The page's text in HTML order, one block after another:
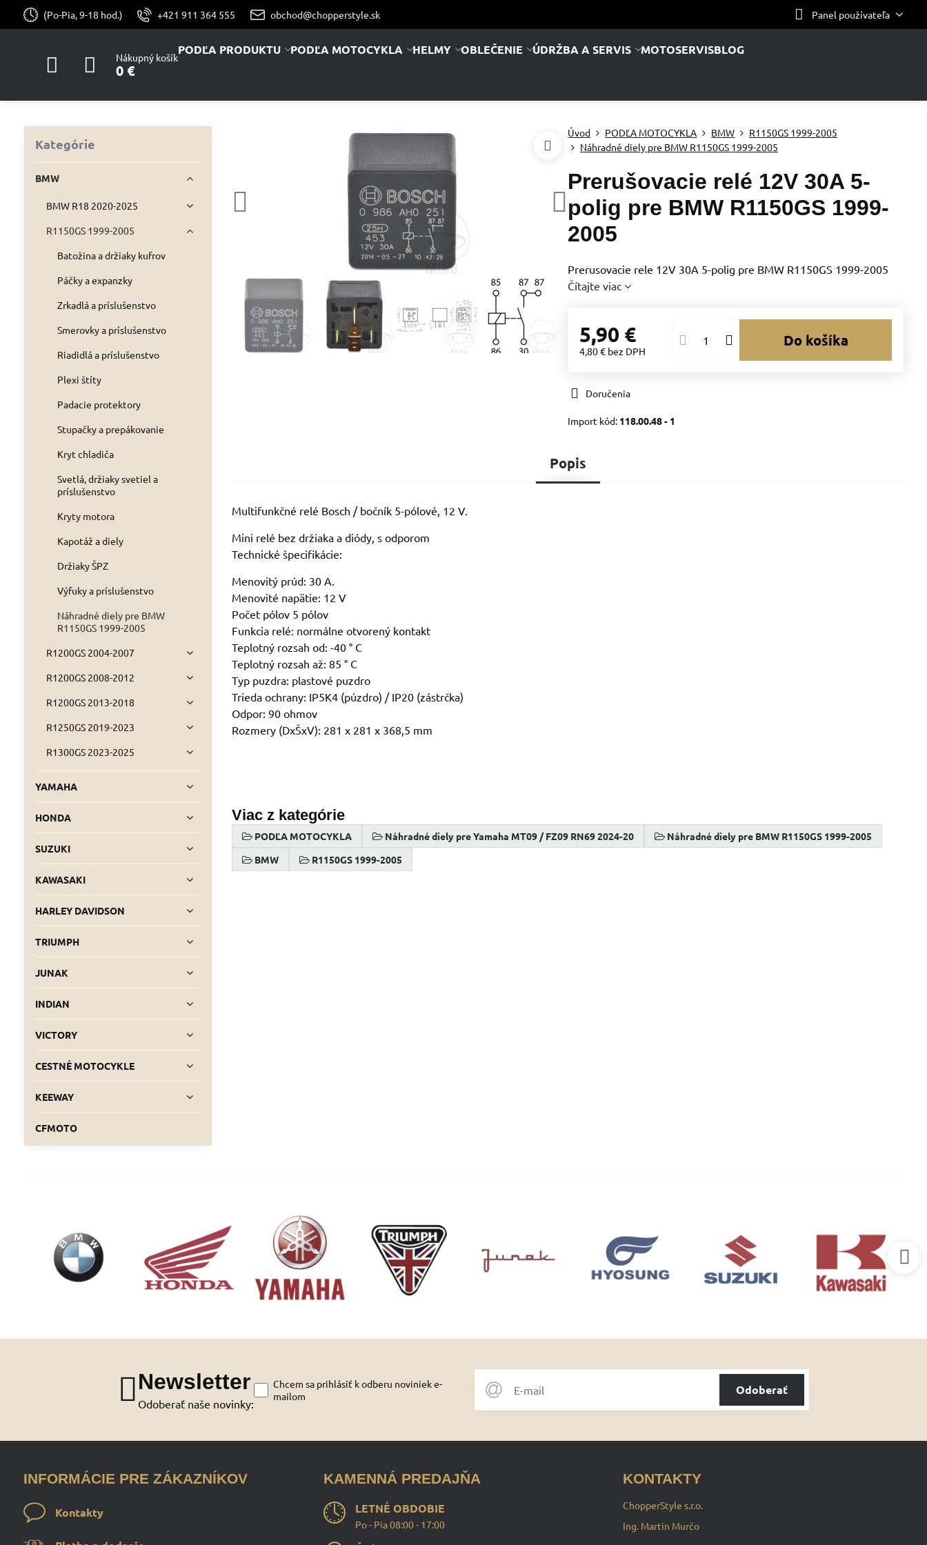
(Po-Pia, 9-18 hod.) +421 911 364 555 obchod@chopperstyle.sk Panel používateľa
Nákupný košík
0 €
PODĽA PRODUKTU PODĽA MOTOCYKLA HELMY OBLEČENIE ÚDRŽBA A SERVIS MOTOSERVISBLOG
Úvod PODĽA MOTOCYKLA BMW
R1150GS 1999-2005
Náhradné diely pre BMW R1150GS 1999-2005
Prerušovacie relé 12V 30A 5-
polig pre BMW R1150GS 1999-
2005
Prerusovacie rele 12V 30A 5-polig pre BMW R1150GS 1999-2005
Čítajte viac
5,90 €
4,80 € bez DPH
Do košíka
Doručenia
Import kód: 118.00.48 - 1
Popis
Multifunkčné relé Bosch / bočník 5-pólové, 12 V.
Mini relé bez držiaka a diódy, s odporom
Technické špecifikácie:
Menovitý prúd: 30 A.
Menovité napätie: 12 V
Počet pólov 5 pólov
Funkcia relé: normálne otvorený kontakt
Teplotný rozsah od: -40 ° C
Teplotný rozsah až: 85 ° C
Typ puzdra: plastové puzdro
Trieda ochrany: IP5K4 (púzdro) / IP20 (zástrčka)
Odpor: 90 ohmov
Rozmery (DxŠxV): 281 x 281 x 368,5 mm
Viac z kategórie
PODĽA MOTOCYKLA Náhradné diely pre Yamaha MT09 / FZ09 RN69 2024-20
Náhradné diely pre BMW R1150GS 1999-2005
BMW
R1150GS 1999-2005
Kategórie
BMW
BMW R18 2020-2025
R1150GS 1999-2005
Batožina a držiaky kufrov
Páčky a expanzky
Zrkadlá a príslušenstvo
Smerovky a príslušenstvo
Riadidlá a príslušenstvo
Plexi štíty
Padacie protektory
Stupačky a prepákovanie
Kryt chladiča
Svetlá, držiaky svetiel a
príslušenstvo
Kryty motora
Kapotáž a diely
Držiaky ŠPZ
Výfuky a príslušenstvo
Náhradné diely pre BMW
R1150GS 1999-2005
R1200GS 2004-2007
R1200GS 2008-2012
R1200GS 2013-2018
R1250GS 2019-2023
R1300GS 2023-2025
YAMAHA
HONDA
SUZUKI
KAWASAKI
HARLEY DAVIDSON
TRIUMPH
JUNAK
INDIAN
VICTORY
CESTNÉ MOTOCYKLE
KEEWAY
CFMOTO
Newsletter
Odoberať naše novinky:
Odoberať
Chcem sa prihlásiť k odberu noviniek e-
mailom
INFORMÁCIE PRE ZÁKAZNÍKOV
Kontakty
KAMENNÁ PREDAJŇA
LETNÉ OBDOBIE
Po - Pia 08:00 - 17:00
KONTAKTY
ChopperStyle s.r.o.
Ing. Martin Murčo